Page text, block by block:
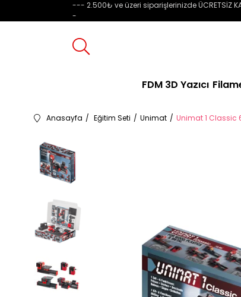
--- 2.500₺ ve üzeri siparişlerinizde ÜCRETSİZ
-
FDM 3D Yazıcı
Anasayfa Eğitim Seti Unimat Unimat 1 Classic